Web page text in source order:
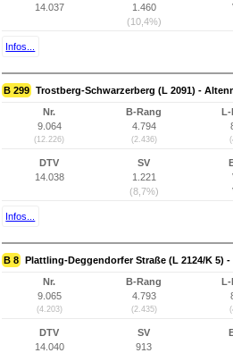
14.037
1.460
(10,4%)
Infos...
B 299 Trostberg-Schwarzerberg (L 2091) -
Nr.
9.064
(12.226)
B-Rang
4.794
(2.436)
DTV
14.038
SV
1.221
(8,7%)
Infos...
B 8 Plattling-Deggendorfer Straße (L 2124/K 5)
Nr.
9.065
(4.203)
B-Rang
4.793
(2.435)
DTV
14.040
SV
913